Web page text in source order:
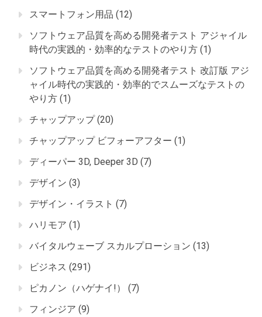
スマートフォン用品 (12)
ソフトウェア品質を高める開発者テスト アジャイル
時代の実践的・効率的なテストのやり方 (1)
ソフトウェア品質を高める開発者テスト 改訂版 アジ
ャイル時代の実践的・効率的でスムーズなテストの
やり方 (1)
チャップアップ(20)
チャップアップ ビフォーアフター (1)
ディーパー 3D, Deeper 3D (7)
デザイン (3)
デザイン・イラスト (7)
ハリモア (1)
バイタルウェーブ スカルプローション (13)
ビジネス (291)
ピカノン（ハゲナイ!）
(7)
フィンジア (9)